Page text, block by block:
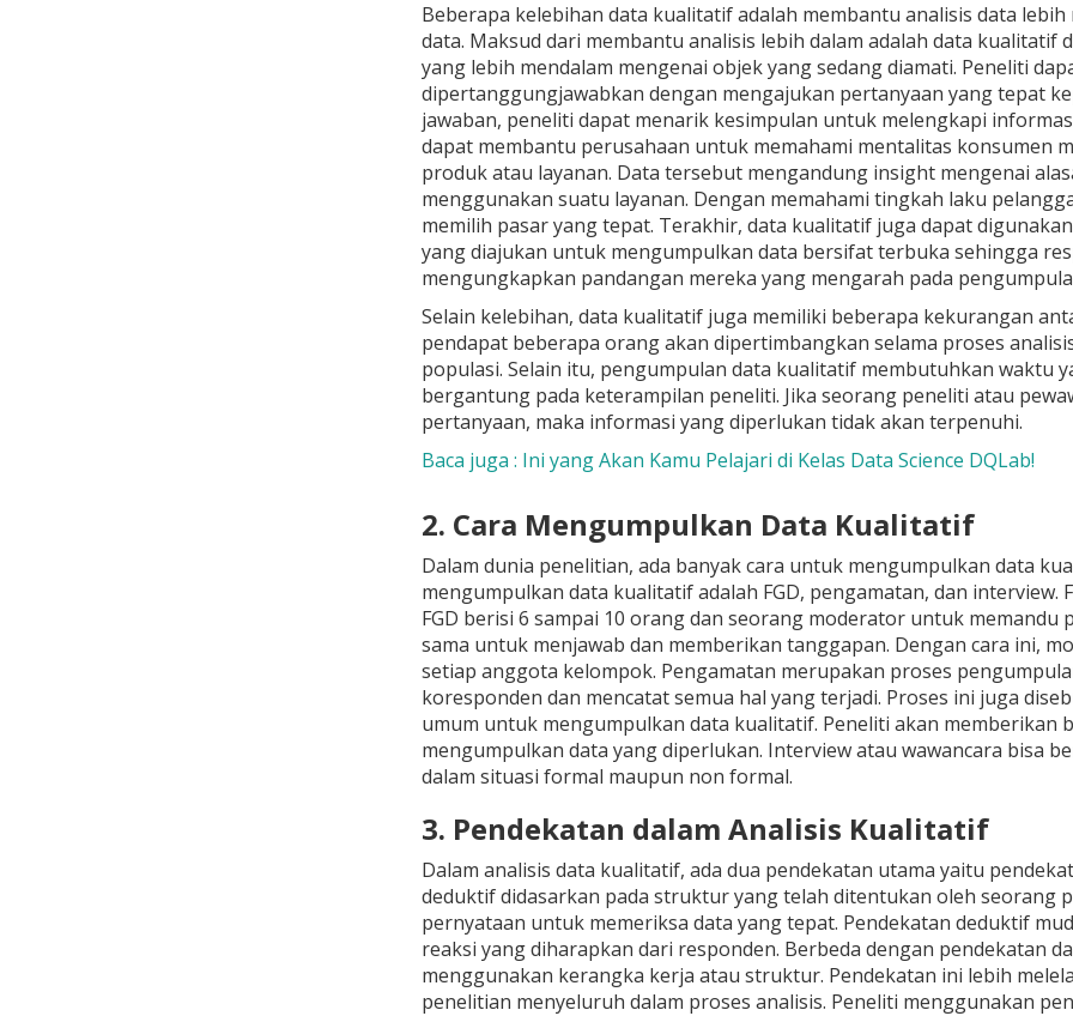
Beberapa kelebihan data kualitatif adalah membantu analisis data
data. Maksud dari membantu analisis lebih dalam adalah data
yang lebih mendalam mengenai objek yang sedang diamati. Peneliti
dipertanggungjawabkan dengan mengajukan pertanyaan yang tepat
jawaban, peneliti dapat menarik kesimpulan untuk melengkapi
dapat membantu perusahaan untuk memahami mentalitas konsumen
produk atau layanan. Data tersebut mengandung insight mengenai
menggunakan suatu layanan. Dengan memahami tingkah laku
memilih pasar yang tepat. Terakhir, data kualitatif juga dapat
yang diajukan untuk mengumpulkan data bersifat terbuka sehingga
mengungkapkan pandangan mereka yang mengarah pada
Selain kelebihan, data kualitatif juga memiliki beberapa kekurangan
pendapat beberapa orang akan dipertimbangkan selama proses
populasi. Selain itu, pengumpulan data kualitatif membutuhkan waktu
bergantung pada keterampilan peneliti. Jika seorang peneliti atau
pertanyaan, maka informasi yang diperlukan tidak akan terpenuhi.
Baca juga : Ini yang Akan Kamu Pelajari di Kelas Data Science DQLab!
2. Cara Mengumpulkan Data Kualitatif
Dalam dunia penelitian, ada banyak cara untuk mengumpulkan data
mengumpulkan data kualitatif adalah FGD, pengamatan, dan interview.
FGD berisi 6 sampai 10 orang dan seorang moderator untuk
sama untuk menjawab dan memberikan tanggapan. Dengan cara ini,
setiap anggota kelompok. Pengamatan merupakan proses
koresponden dan mencatat semua hal yang terjadi. Proses ini juga
umum untuk mengumpulkan data kualitatif. Peneliti akan memberikan
mengumpulkan data yang diperlukan. Interview atau wawancara bisa
dalam situasi formal maupun non formal.
3. Pendekatan dalam Analisis Kualitatif
Dalam analisis data kualitatif, ada dua pendekatan utama yaitu
deduktif didasarkan pada struktur yang telah ditentukan oleh seorang
pernyataan untuk memeriksa data yang tepat. Pendekatan deduktif
reaksi yang diharapkan dari responden. Berbeda dengan pendekatan
menggunakan kerangka kerja atau struktur. Pendekatan ini lebih
penelitian menyeluruh dalam proses analisis. Peneliti menggunakan